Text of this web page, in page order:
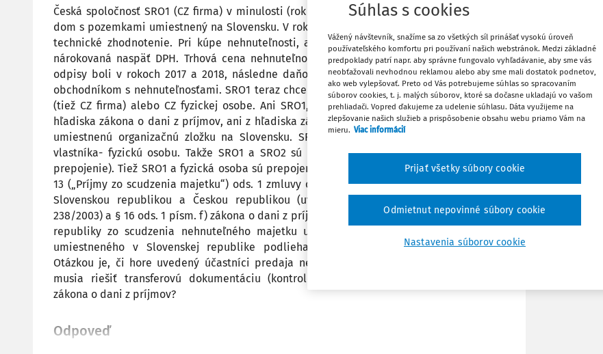
Česká spoločnosť SRO1 (CZ firma) v minulosti (rok 2017) kúpila (kúpna zmluva) rekreačný
dom s pozemkami umiestnený na Slovensku. V roku 2018 bolo vykonané na nehnuteľnosti
technické zhodnotenie. Pri kúpe nehnuteľnosti, ani pri technickom zhodnotení nebola
nárokovaná naspäť DPH. Trhová cena nehnuteľnosti je teraz cca. 400 000 EUR. Daňové
odpisy boli v rokoch 2017 a 2018, následne daňové odpisy boli prerušené. SRO1 nie je
obchodníkom s nehnuteľnosťami. SRO1 teraz chce predať nehnuteľnosť spoločnosti SRO2
(tiež CZ firma) alebo CZ fyzickej osobe. Ani SRO1, ani SRO2 nemá stálu prevádzkareň z
hľadiska zákona o dani z príjmov, ani z hľadiska zákona o DPH na Slovensku. Tiež nemajú
umiestnenú organizačnú zložku na Slovensku. SRO1 a SRO2 má toho istého jediného
vlastníka- fyzickú osobu. Takže SRO1 a SRO2 sú závislé osoby (ekonomické, majetkové
prepojenie). Tiež SRO1 a fyzická osoba sú prepojené. FO je majiteľom SRO1. Podľa článku
13 („Príjmy zo scudzenia majetku“) ods. 1 zmluvy o zamedzení dvojitého zdanenia medzi
Slovenskou republikou a Českou republikou (uverejnená v Zbierke zákonov pod č.
238/2003) a § 16 ods. 1 písm. f) zákona o dani z príjmov zisky, ktoré poberá rezident Českej
republiky zo scudzenia nehnuteľného majetku uvedeného v článku 6 tejto zmluvy a
umiestneného v Slovenskej republike podliehajú zdaneniu v Slovenskej republike.
Otázkou je, či hore uvedený účastníci predaja nehnuteľnosti umiestnenej na území SR
musia riešiť transferovú dokumentáciu (kontrolovanú transakciu) podľa slovenského
zákona o dani z príjmov?
Odpoveď
Vytlačiť
Zdieľať
Poznámka
Súhlas s cookies
Vážený návštevník, snažíme sa zo všetkých síl prinášať vysokú úroveň
používateľského komfortu pri používaní našich webstránok. Medzi základné
predpoklady patrí napr. aby správne fungovalo vyhľadávanie, aby sme vás
neobťažovali nevhodnou reklamou alebo aby sme mali dostatok podnetov,
ako web vylepšovať. Preto od Vás potrebujeme súhlas so spracovaním
súborov cookies, t. j. malých súborov, ktoré sa dočasne ukladajú vo vašom
prehliadači. Vopred ďakujeme za udelenie súhlasu. Dáta využijeme na
zlepšovanie našich služieb a prispôsobenie obsahu webu priamo Vám na
mieru. Viac informácií
Nastavenia súborov cookie
Odmietnut nepovinné súbory cookie
Prijať všetky súbory cookie